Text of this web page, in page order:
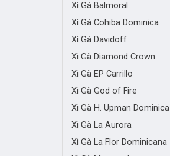
Xì Gà Balmoral
Xì Gà Cohiba Dominica
Xì Gà Davidoff
Xì Gà Diamond Crown
Xì Gà EP Carrillo
Xì Gà God of Fire
Xì Gà H. Upman Dominica
Xì Gà La Aurora
Xì Gà La Flor Dominicana